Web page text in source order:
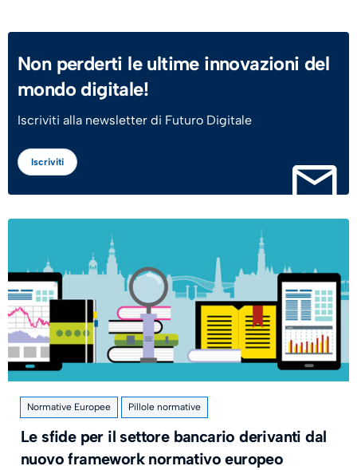
Non perderti le ultime innovazioni del
mondo digitale!
Iscriviti alla newsletter di Futuro Digitale
Iscriviti
Normative Europee Pillole normative
Le sfide per il settore bancario derivanti dal
nuovo framework normativo europeo